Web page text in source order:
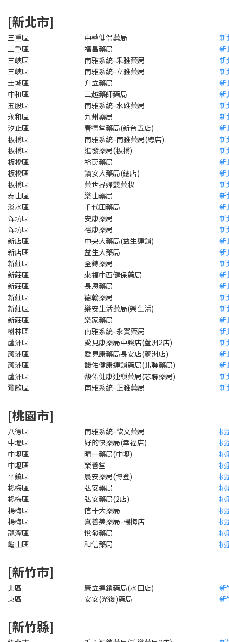
[新北市]
三重區 中華健保藥局
新
三重區
福昌藥局
新
三峽區
南雅系統-禾雅藥局
新
三峽區
南雅系統-立雅藥局
新
土城區
升立藥局
新
中和區
三越藥師藥局
新
五股區
南雅系統-水碓藥局
新
永和區
九州藥局
新
汐止區
春德堂藥局(新台五店)
新
板橋區
南雅系統-南雅藥局(總店)
新
板橋區
進發藥局(板橋)
新
板橋區
裕苠藥局
新
板橋區
鎮安大藥局(總店)
新
板橋區
藥世界婦嬰藥妝
新
泰山區
樂山藥局
新
淡水區
千代田藥局
新
深坑區
安康藥局
新
深坑區
裕康藥局
新
新店區
中央大藥局(益生連鎖)
新
新店區
益生大藥局
新
新莊區
全鎵藥局
新
新莊區
來福中西健保藥局
新
新莊區
長恩藥局
新
新莊區
德翰藥局
新
新莊區
樂安生活藥局(樂生活)
新
新莊區
樂家藥局
新
樹林區
南雅系統-永賀藥局
新
蘆洲區
愛見康藥局中興店(蘆洲2店)
新
蘆洲區
愛見康藥局長安店(蘆洲店)
新
蘆洲區
馥佑健康連鎖藥局(北聯藥局)
新
蘆洲區
馥佑健康連鎖藥局(芯聯藥局)
新
鶯歌區
南雅系統-正雅藥局 新
[桃園市]
八德區 南雅系統-歆文藥局
桃
中壢區
好的快藥局(幸福店)
桃
中壢區
晴一藥局(中壢)
桃
中壢區
榮善堂
桃
平鎮區
晨安藥局(博登)
桃
楊梅區
弘安藥局
桃
楊梅區
弘安藥局(2店)
桃
楊梅區
信十大藥局
桃
楊梅區
真善美藥局-楊梅店
桃
龍潭區
悅發藥局
桃
龜山區
和信藥局 桃
[新竹市]
北區 康立連鎖藥局(水田店)
新
東區
安安(光復)藥局 新
[新竹縣]